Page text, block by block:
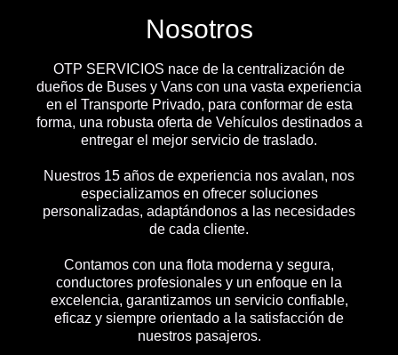
Nosotros
OTP SERVICIOS nace de la centralización de
dueños de Buses y Vans con una vasta experiencia
en el Transporte Privado, para conformar de esta
forma, una robusta oferta de Vehículos destinados a
entregar el mejor servicio de traslado.
Nuestros 15 años de experiencia nos avalan, nos
especializamos en ofrecer soluciones
personalizadas, adaptándonos a las necesidades
de cada cliente.
Contamos con una flota moderna y segura,
conductores profesionales y un enfoque en la
excelencia, garantizamos un servicio confiable,
eficaz y siempre orientado a la satisfacción de
nuestros pasajeros.